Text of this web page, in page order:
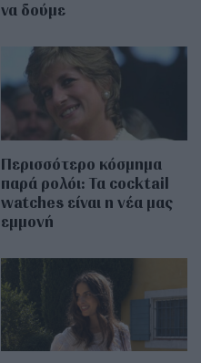
να δούμε
Περισσότερο κόσμημα
παρά ρολόι: Τα cocktail
watches είναι η νέα μας
εμμονή